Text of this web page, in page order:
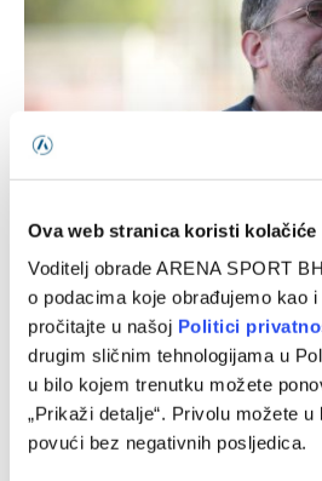
Ova web stranica koristi kolačiće
Voditelj obrade ARENA SPORT
o podacima koje obrađujemo kao
pročitajte u našoj Politici
drugim sličnim tehnologijama u
u bilo kojem trenutku možete
„Prikaži detalje“. Privolu možete
povući bez negativnih posljedica.
Misimović: Nova sezona, stare navike
10/08/2026